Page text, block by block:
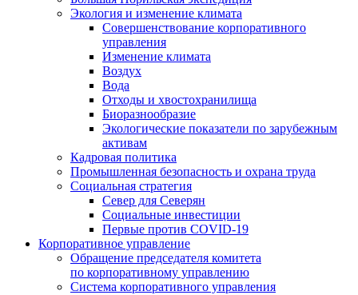
Экология и изменение климата
Совершенствование корпоративного
управления
Изменение климата
Воздух
Вода
Отходы и хвостохранилища
Биоразнообразие
Экологические показатели по зарубежным
активам
Кадровая политика
Промышленная безопасность и охрана труда
Социальная стратегия
Север для Северян
Социальные инвестиции
Первые против COVID‑19
Корпоративное управление
Обращение председателя комитета
по корпоративному управлению
Система корпоративного управления